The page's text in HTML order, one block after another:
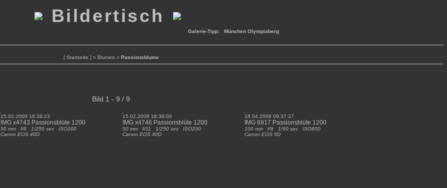
Bildertisch
Galerie-Tipp: München Olympiaberg
[ Startseite ] » Blumen » Passionsblume
Bild 1 - 9 / 9
15.02.2009 18:38:23
IMG x4743 Passionsblüte 1200
50 mm f/8 1/250 sec ISO200
Canon EOS 40D
15.02.2009 18:39:06
IMG x4746 Passionsblüte 1200
50 mm f/11 1/250 sec ISO200
Canon EOS 40D
18.04.2009 09:37:37
IMG 6917 Passionsblüte 1200
100 mm f/8 1/90 sec ISO800
Canon EOS 5D